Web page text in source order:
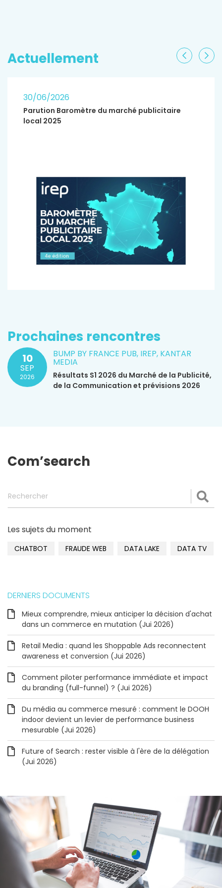
Actuellement
30/06/2026
Parution Baromètre du marché publicitaire
local 2025
Prochaines rencontres
10
SEP
2026
BUMP BY FRANCE PUB, IREP, KANTAR
MEDIA
Résultats S1 2026 du Marché de la Publicité,
de la Communication et prévisions 2026
Com’search
Les sujets du moment
CHATBOT FRAUDE WEB DATA LAKE DATA TV
DERNIERS DOCUMENTS
Mieux comprendre, mieux anticiper la décision d'achat
dans un commerce en mutation (Jui 2026)
Retail Media : quand les Shoppable Ads reconnectent
awareness et conversion (Jui 2026)
Comment piloter performance immédiate et impact
du branding (full-funnel) ? (Jui 2026)
Du média au commerce mesuré : comment le DOOH
indoor devient un levier de performance business
mesurable (Jui 2026)
Future of Search : rester visible à l'ère de la délégation
(Jui 2026)